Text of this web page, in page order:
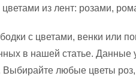
из лент: розами,
с цветами, венки или
в нашей статье. Данные
Выбирайте любые цветы